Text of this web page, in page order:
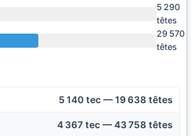
5 290
têtes
29 570
têtes
5 140 tec — 19 638 têtes
4 367 tec — 43 758 têtes